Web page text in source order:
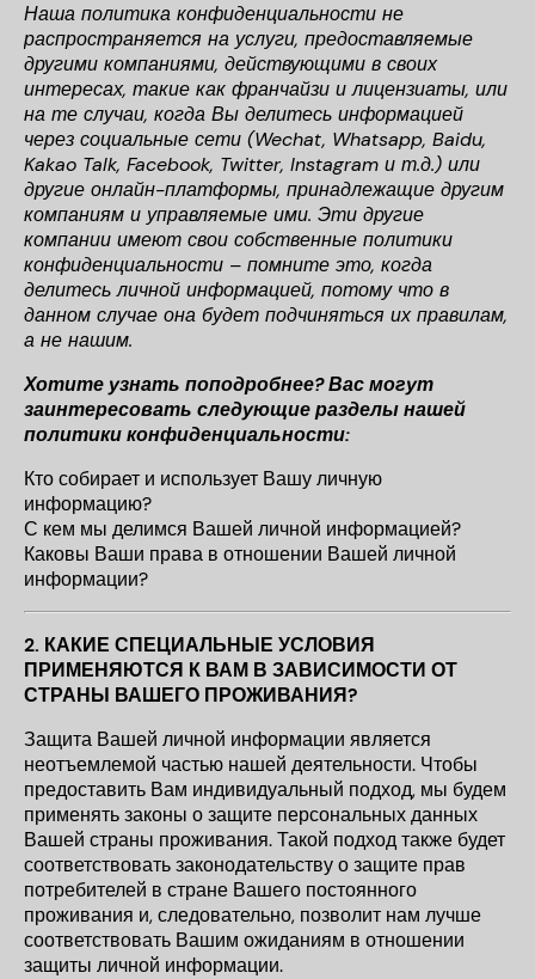
Наша политика конфиденциальности не
распространяется на услуги, предоставляемые
другими компаниями, действующими в своих
интересах, такие как франчайзи и лицензиаты, или
на те случаи, когда Вы делитесь информацией
через социальные сети (Wechat, Whatsapp, Baidu,
Kakao Talk, Facebook, Twitter, Instagram и т.д.) или
другие онлайн-платформы, принадлежащие другим
компаниям и управляемые ими. Эти другие
компании имеют свои собственные политики
конфиденциальности – помните это, когда
делитесь личной информацией, потому что в
данном случае она будет подчиняться их правилам,
а не нашим.
Хотите узнать поподробнее? Вас могут
заинтересовать следующие разделы нашей
политики конфиденциальности:
Кто собирает и использует Вашу личную
информацию?
С кем мы делимся Вашей личной информацией?
Каковы Ваши права в отношении Вашей личной
информации?
2. КАКИЕ СПЕЦИАЛЬНЫЕ УСЛОВИЯ
ПРИМЕНЯЮТСЯ К ВАМ В ЗАВИСИМОСТИ ОТ
СТРАНЫ ВАШЕГО ПРОЖИВАНИЯ?
Защита Вашей личной информации является
неотъемлемой частью нашей деятельности. Чтобы
предоставить Вам индивидуальный подход, мы будем
применять законы о защите персональных данных
Вашей страны проживания. Такой подход также будет
соответствовать законодательству о защите прав
потребителей в стране Вашего постоянного
проживания и, следовательно, позволит нам лучше
соответствовать Вашим ожиданиям в отношении
защиты личной информации.